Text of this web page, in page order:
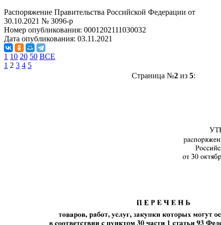
Распоряжение Правительства Российской Федерации от
30.10.2021 № 3096-р
Номер опубликования: 0001202111030032
Дата опубликования: 03.11.2021
1 10 20 50 ВСЕ
1 2 3 4 5
Страница №2из 5: